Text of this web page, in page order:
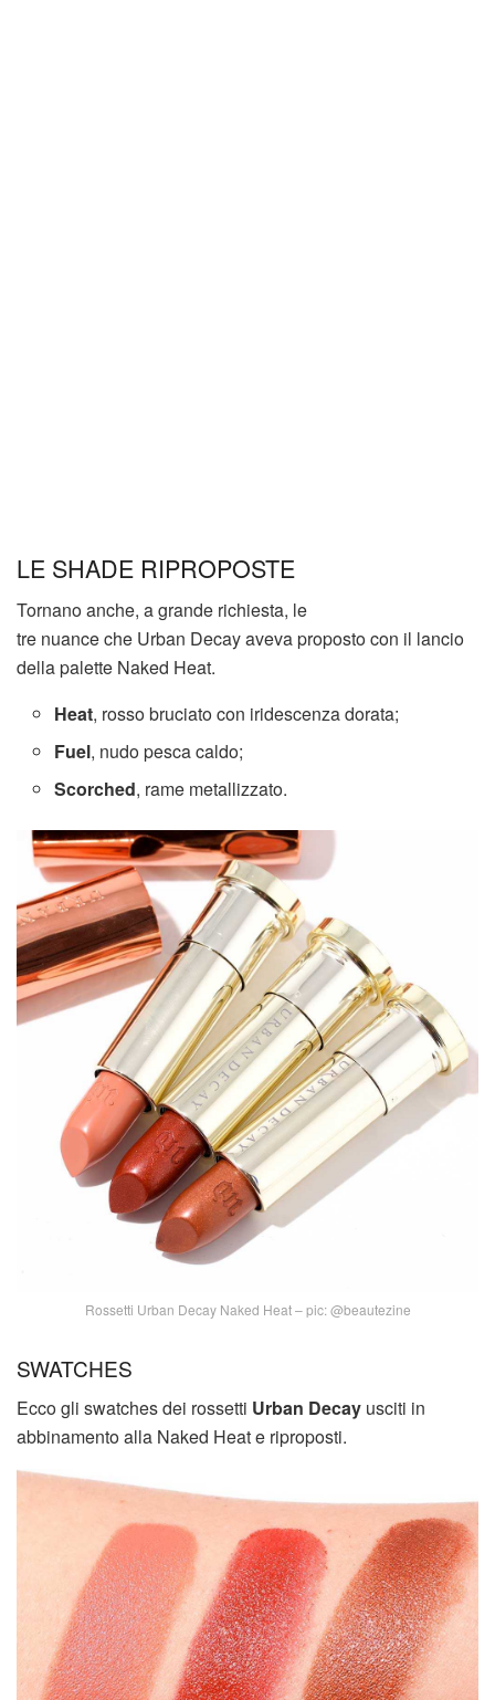
LE SHADE RIPROPOSTE
Tornano anche, a grande richiesta, le
tre nuance che Urban Decay aveva proposto con il lancio
della palette Naked Heat.
Heat, rosso bruciato con iridescenza dorata;
Fuel, nudo pesca caldo;
Scorched, rame metallizzato.
Rossetti Urban Decay Naked Heat – pic: @beautezine
SWATCHES
Ecco gli swatches dei rossetti Urban Decay usciti in
abbinamento alla Naked Heat e riproposti.